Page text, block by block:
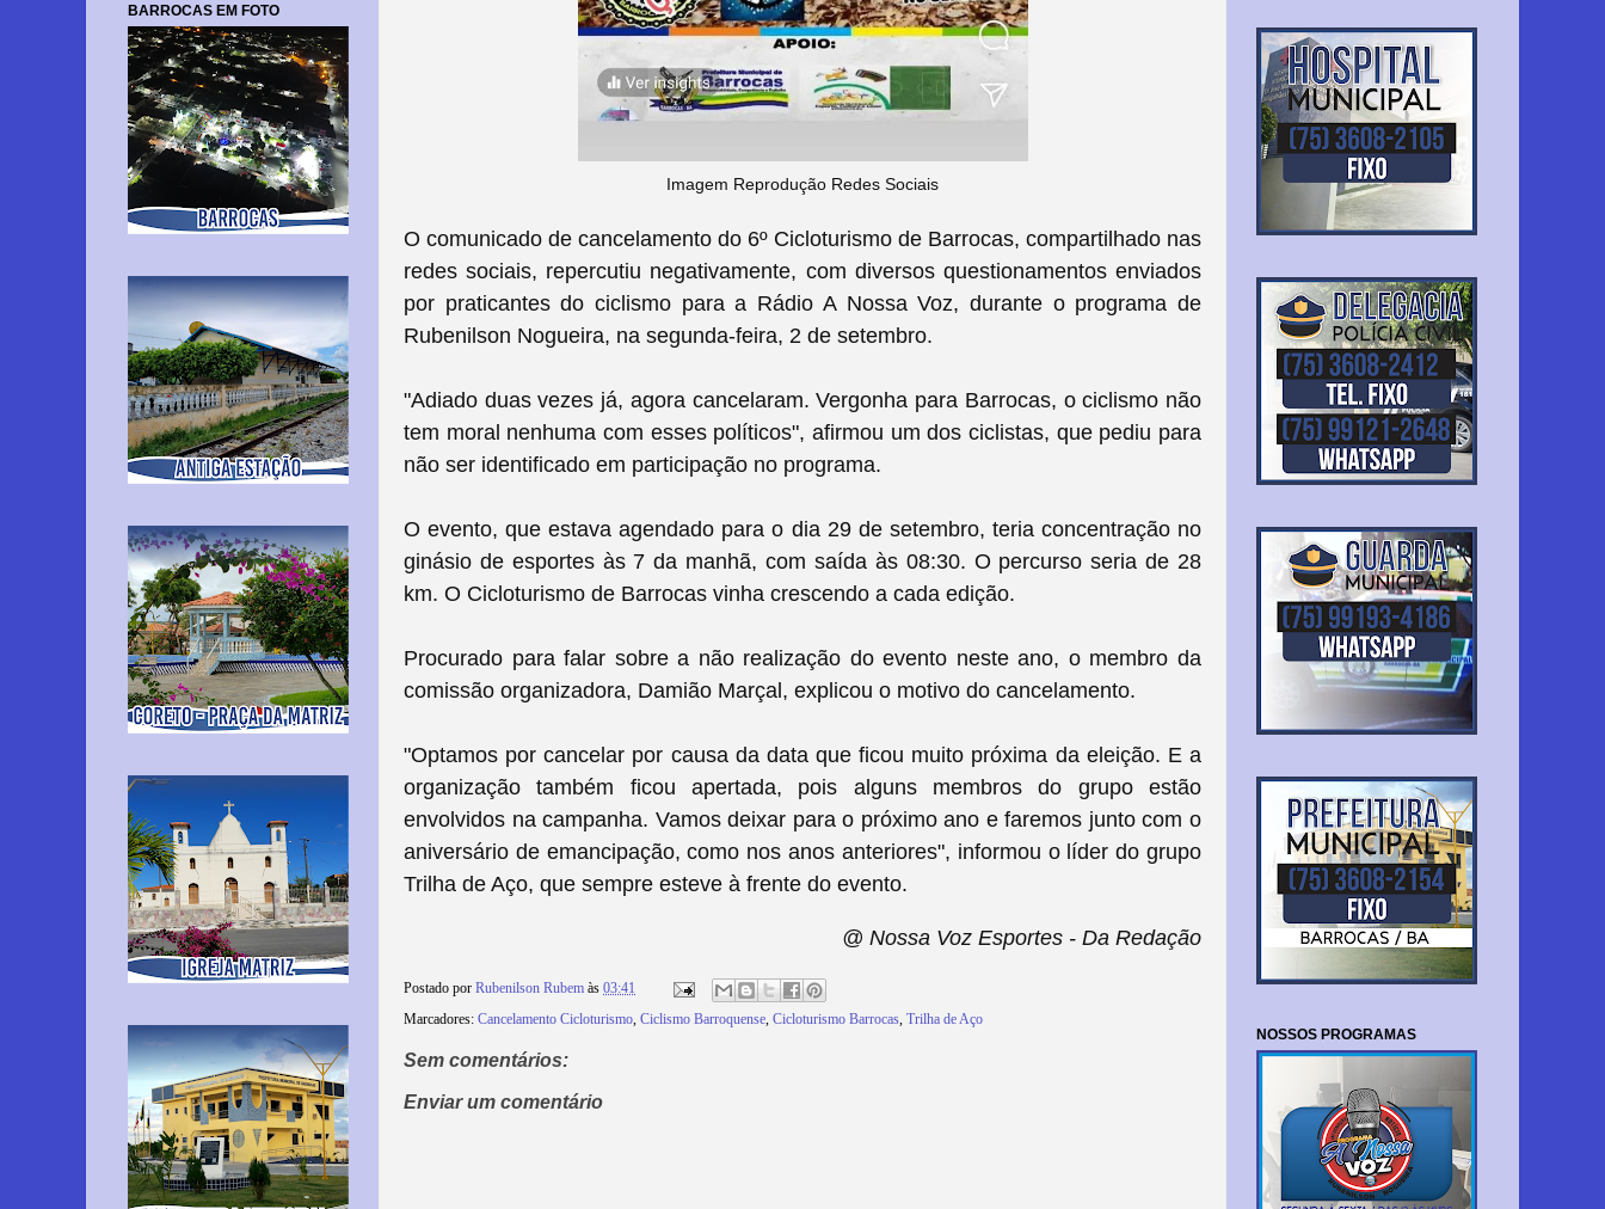
Imagem Reprodução Redes Sociais
O comunicado de cancelamento do 6º Cicloturismo de Barrocas, compartilhado nas
redes sociais, repercutiu negativamente, com diversos questionamentos enviados
por praticantes do ciclismo para a Rádio A Nossa Voz, durante o programa de
Rubenilson Nogueira, na segunda-feira, 2 de setembro.
"Adiado duas vezes já, agora cancelaram. Vergonha para Barrocas, o ciclismo não
tem moral nenhuma com esses políticos", afirmou um dos ciclistas, que pediu para
não ser identificado em participação no programa.
O evento, que estava agendado para o dia 29 de setembro, teria concentração no
ginásio de esportes às 7 da manhã, com saída às 08:30. O percurso seria de 28
km. O Cicloturismo de Barrocas vinha crescendo a cada edição.
Procurado para falar sobre a não realização do evento neste ano, o membro da
comissão organizadora, Damião Marçal, explicou o motivo do cancelamento.
"Optamos por cancelar por causa da data que ficou muito próxima da eleição. E a
organização também ficou apertada, pois alguns membros do grupo estão
envolvidos na campanha. Vamos deixar para o próximo ano e faremos junto com o
aniversário de emancipação, como nos anos anteriores", informou o líder do grupo
Trilha de Aço, que sempre esteve à frente do evento.
@ Nossa Voz Esportes - Da Redação
Postado por Rubenilson Rubem às 03:41
Marcadores: Cancelamento Cicloturismo, Ciclismo Barroquense, Cicloturismo Barrocas, Trilha de Aço
Sem comentários:
Enviar um comentário
BARROCAS EM FOTO
NOSSOS PROGRAMAS